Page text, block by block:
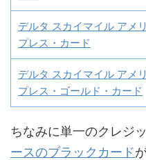
デルタ スカイマイル アメ
プレス・カード
デルタ スカイマイル アメ
プレス・ゴールド・カード
ちなみに単一のクレジ
ースのブラックカード